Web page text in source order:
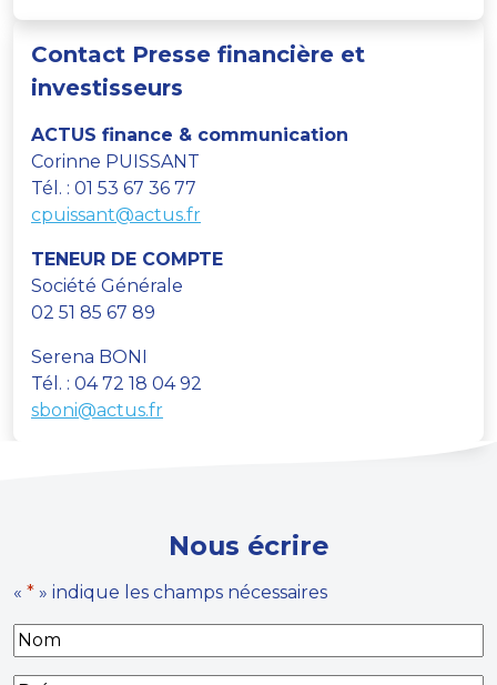
Contact Presse financière et
investisseurs
ACTUS finance & communication
Corinne PUISSANT
Tél. : 01 53 67 36 77
cpuissant@actus.fr
TENEUR DE COMPTE
Société Générale
02 51 85 67 89
Serena BONI
Tél. : 04 72 18 04 92
sboni@actus.fr
Nous écrire
« * » indique les champs nécessaires
N
o